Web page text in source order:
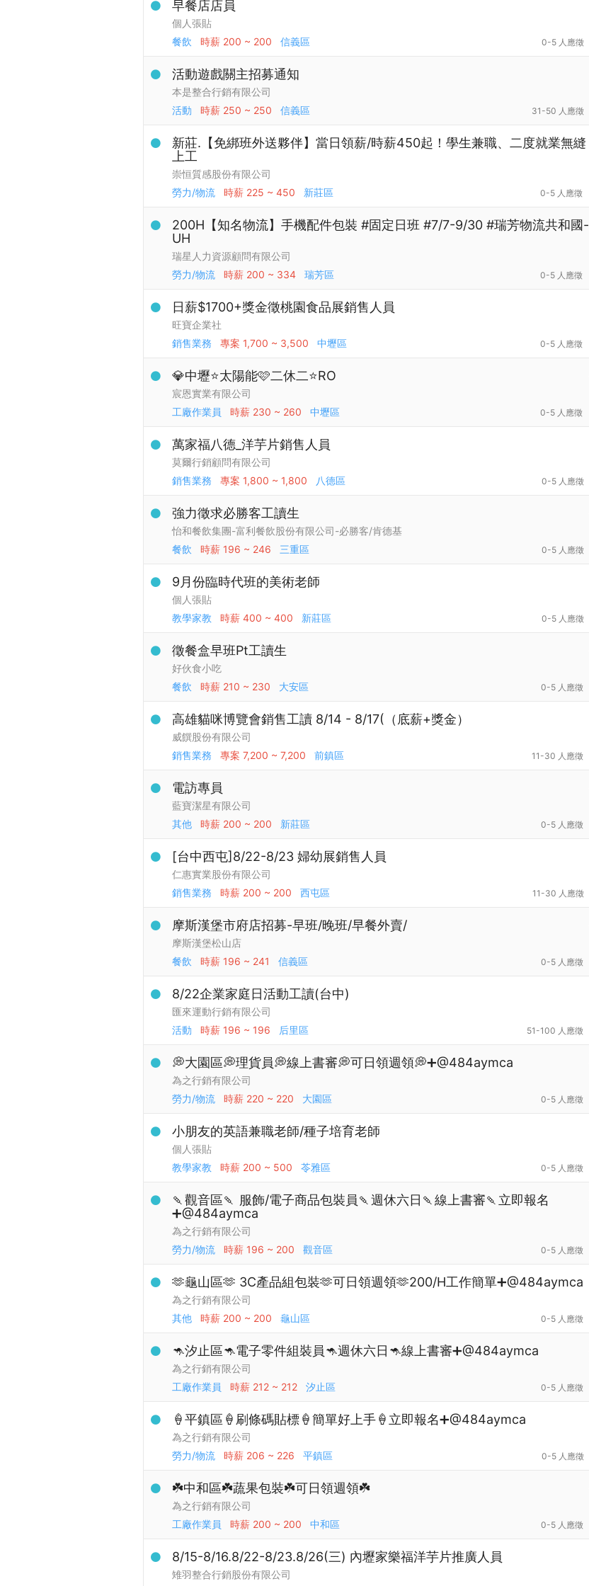
早餐店店員
個人張貼
餐飲
時薪 200 ~ 200 信義區 0-5 人應徵
活動遊戲關主招募通知
本是整合行銷有限公司
活動
時薪 250 ~ 250 信義區 31-50 人應徵
新莊.【免綁班外送夥伴】當日領薪/時薪450起！學生兼職、二度就業無縫
上工
崇恒質感股份有限公司
勞力/物流
時薪 225 ~ 450 新莊區 0-5 人應徵
200H【知名物流】手機配件包裝 #固定日班 #7/7-9/30 #瑞芳物流共和國-
UH
瑞星人力資源顧問有限公司
勞力/物流
時薪 200 ~ 334 瑞芳區 0-5 人應徵
日薪$1700+獎金徵桃園食品展銷售人員
旺寶企業社
銷售業務
專案 1,700 ~ 3,500 中壢區 0-5 人應徵
💎中壢⭐太陽能🩷二休二⭐RO
宸恩實業有限公司
工廠作業員
時薪 230 ~ 260 中壢區 0-5 人應徵
萬家福八德_洋芋片銷售人員
莫爾行銷顧問有限公司
銷售業務
專案 1,800 ~ 1,800 八德區 0-5 人應徵
強力徵求必勝客工讀生
怡和餐飲集團-富利餐飲股份有限公司-必勝客/肯德基
餐飲
時薪 196 ~ 246 三重區 0-5 人應徵
9月份臨時代班的美術老師
個人張貼
教學家教
時薪 400 ~ 400 新莊區 0-5 人應徵
徵餐盒早班Pt工讀生
好伙食小吃
餐飲
時薪 210 ~ 230 大安區 0-5 人應徵
高雄貓咪博覽會銷售工讀 8/14 - 8/17(（底薪+獎金）
威饌股份有限公司
銷售業務
專案 7,200 ~ 7,200 前鎮區 11-30 人應徵
電訪專員
藍寶潔星有限公司
其他
時薪 200 ~ 200 新莊區 0-5 人應徵
[台中西屯]8/22-8/23 婦幼展銷售人員
仁惠實業股份有限公司
銷售業務
時薪 200 ~ 200 西屯區 11-30 人應徵
摩斯漢堡市府店招募-早班/晚班/早餐外賣/
摩斯漢堡松山店
餐飲
時薪 196 ~ 241 信義區 0-5 人應徵
8/22企業家庭日活動工讀(台中)
匯來運動行銷有限公司
活動
時薪 196 ~ 196 后里區 51-100 人應徵
💭大園區💭理貨員💭線上書審💭可日領週領💭➕@484aymca
為之行銷有限公司
勞力/物流
時薪 220 ~ 220 大園區 0-5 人應徵
小朋友的英語兼職老師/種子培育老師
個人張貼
教學家教
時薪 200 ~ 500 苓雅區 0-5 人應徵
🍡觀音區🍡 服飾/電子商品包裝員🍡週休六日🍡線上書審🍡立即報名
➕@484aymca
為之行銷有限公司
勞力/物流
時薪 196 ~ 200 觀音區 0-5 人應徵
🫶龜山區🫶 3C產品組包裝🫶可日領週領🫶200/H工作簡單➕@484aymca
為之行銷有限公司
其他
時薪 200 ~ 200 龜山區 0-5 人應徵
🦘汐止區🦘電子零件組裝員🦘週休六日🦘線上書審➕@484aymca
為之行銷有限公司
工廠作業員
時薪 212 ~ 212 汐止區 0-5 人應徵
🍦平鎮區🍦刷條碼貼標🍦簡單好上手🍦立即報名➕@484aymca
為之行銷有限公司
勞力/物流
時薪 206 ~ 226 平鎮區 0-5 人應徵
☘️中和區☘️蔬果包裝☘️可日領週領☘️
為之行銷有限公司
工廠作業員
時薪 200 ~ 200 中和區 0-5 人應徵
8/15-8/16.8/22-8/23.8/26(三) 內壢家樂福洋芋片推廣人員
雉羽整合行銷股份有限公司